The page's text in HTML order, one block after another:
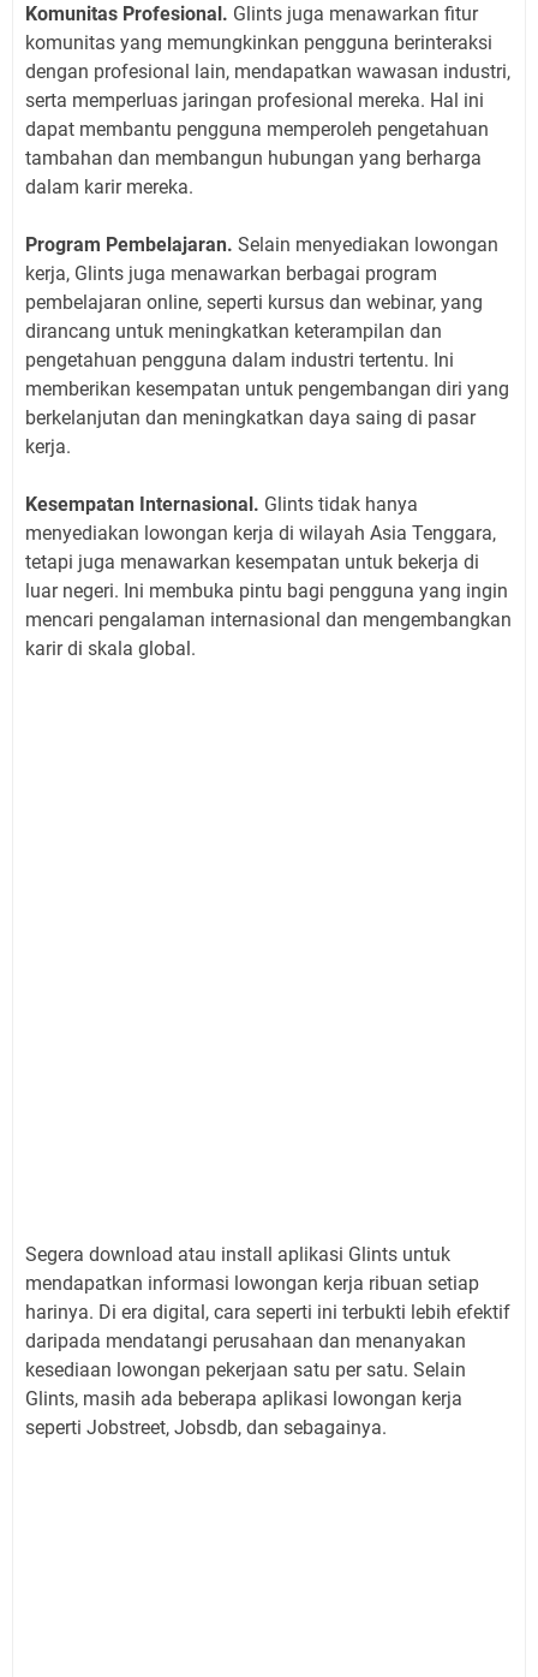
Komunitas Profesional. Glints juga menawarkan fitur
komunitas yang memungkinkan pengguna berinteraksi
dengan profesional lain, mendapatkan wawasan industri,
serta memperluas jaringan profesional mereka. Hal ini
dapat membantu pengguna memperoleh pengetahuan
tambahan dan membangun hubungan yang berharga
dalam karir mereka.
Program Pembelajaran. Selain menyediakan lowongan
kerja, Glints juga menawarkan berbagai program
pembelajaran online, seperti kursus dan webinar, yang
dirancang untuk meningkatkan keterampilan dan
pengetahuan pengguna dalam industri tertentu. Ini
memberikan kesempatan untuk pengembangan diri yang
berkelanjutan dan meningkatkan daya saing di pasar
kerja.
Kesempatan Internasional. Glints tidak hanya
menyediakan lowongan kerja di wilayah Asia Tenggara,
tetapi juga menawarkan kesempatan untuk bekerja di
luar negeri. Ini membuka pintu bagi pengguna yang ingin
mencari pengalaman internasional dan mengembangkan
karir di skala global.
Segera download atau install aplikasi Glints untuk
mendapatkan informasi lowongan kerja ribuan setiap
harinya. Di era digital, cara seperti ini terbukti lebih efektif
daripada mendatangi perusahaan dan menanyakan
kesediaan lowongan pekerjaan satu per satu. Selain
Glints, masih ada beberapa aplikasi lowongan kerja
seperti Jobstreet, Jobsdb, dan sebagainya.